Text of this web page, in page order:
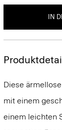
IN
Diese
mit einem
einem leichten